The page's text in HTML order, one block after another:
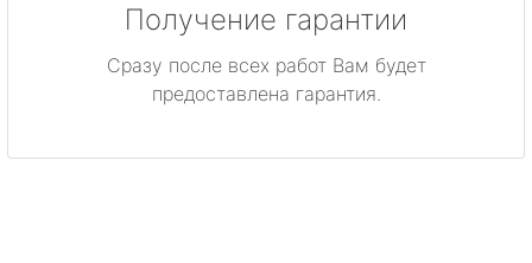
Получение гарантии
Сразу после всех работ Вам будет
предоставлена гарантия.